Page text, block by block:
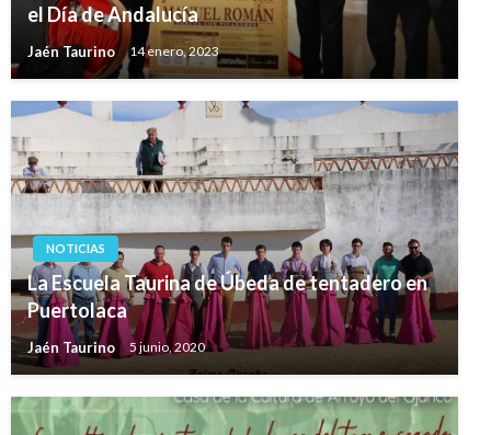
el Día de Andalucía
Jaén Taurino 14 enero, 2023
NOTICIAS
La Escuela Taurina de Úbeda de tentadero en
Puertolaca
Jaén Taurino 5 junio, 2020